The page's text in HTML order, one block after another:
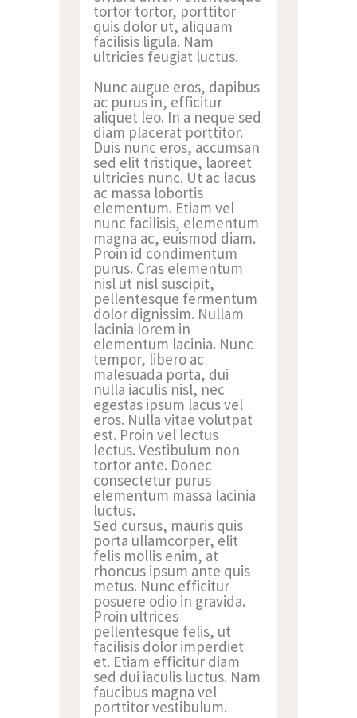
tortor tortor, porttitor
quis dolor ut, aliquam
facilisis ligula. Nam
ultricies feugiat luctus.
Nunc augue eros, dapibus
ac purus in, efficitur
aliquet leo. In a neque sed
diam placerat porttitor.
Duis nunc eros, accumsan
sed elit tristique, laoreet
ultricies nunc. Ut ac lacus
ac massa lobortis
elementum. Etiam vel
nunc facilisis, elementum
magna ac, euismod diam.
Proin id condimentum
purus. Cras elementum
nisl ut nisl suscipit,
pellentesque fermentum
dolor dignissim. Nullam
lacinia lorem in
elementum lacinia. Nunc
tempor, libero ac
malesuada porta, dui
nulla iaculis nisl, nec
egestas ipsum lacus vel
eros. Nulla vitae volutpat
est. Proin vel lectus
lectus. Vestibulum non
tortor ante. Donec
consectetur purus
elementum massa lacinia
luctus.
Sed cursus, mauris quis
porta ullamcorper, elit
felis mollis enim, at
rhoncus ipsum ante quis
metus. Nunc efficitur
posuere odio in gravida.
Proin ultrices
pellentesque felis, ut
facilisis dolor imperdiet
et. Etiam efficitur diam
sed dui iaculis luctus. Nam
faucibus magna vel
porttitor vestibulum.